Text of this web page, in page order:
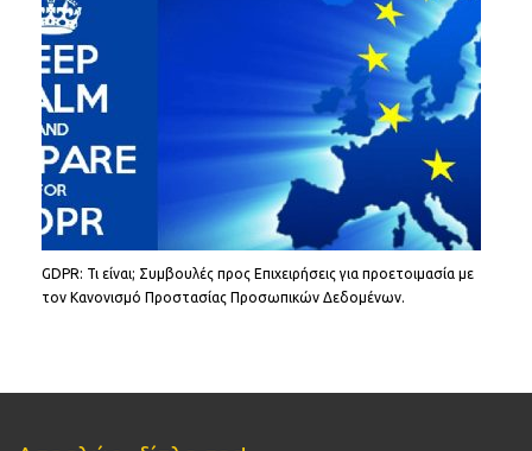
GDPR: Τι είναι; Συμβουλές προς Επιχειρήσεις για προετοιμασία με
τον Κανονισμό Προστασίας Προσωπικών Δεδομένων.